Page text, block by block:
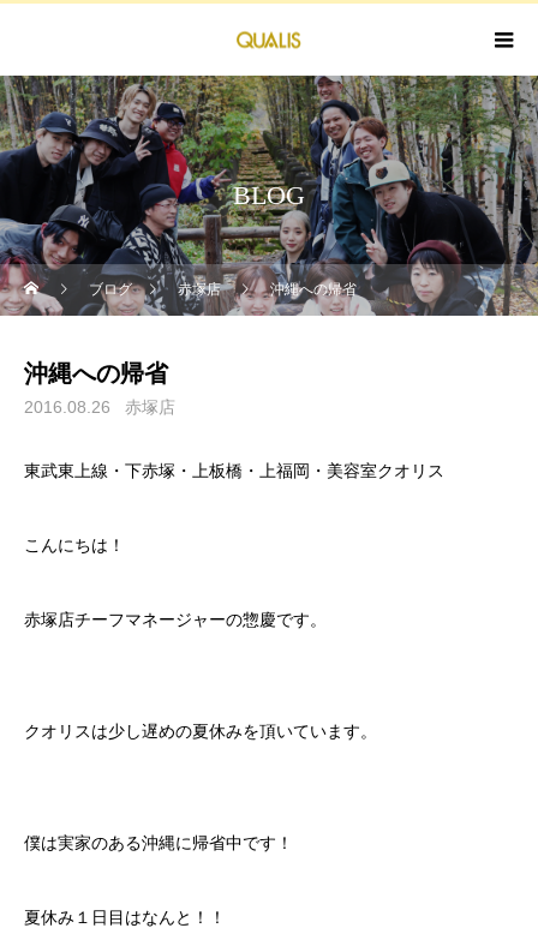
BLOG
ブログ 赤塚店 沖縄への帰省
沖縄への帰省
2016.08.26 赤塚店
東武東上線・下赤塚・上板橋・上福岡・美容室クオリス
こんにちは！
赤塚店チーフマネージャーの惣慶です。
クオリスは少し遅めの夏休みを頂いています。
僕は実家のある沖縄に帰省中です！
夏休み１日目はなんと！！